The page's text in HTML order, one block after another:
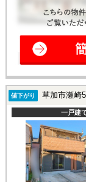
値下がり 草加市瀬崎
一戸建